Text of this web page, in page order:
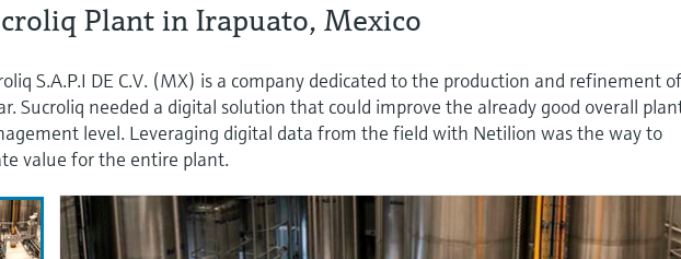
Plant in Irapuato, Mexico
S.A.P.I DE C.V. (MX) is a company dedicated to the production and refinement
Sucroliq needed a digital solution that could improve the already good overall
level. Leveraging digital data from the field with Netilion was the way to
value for the entire plant.